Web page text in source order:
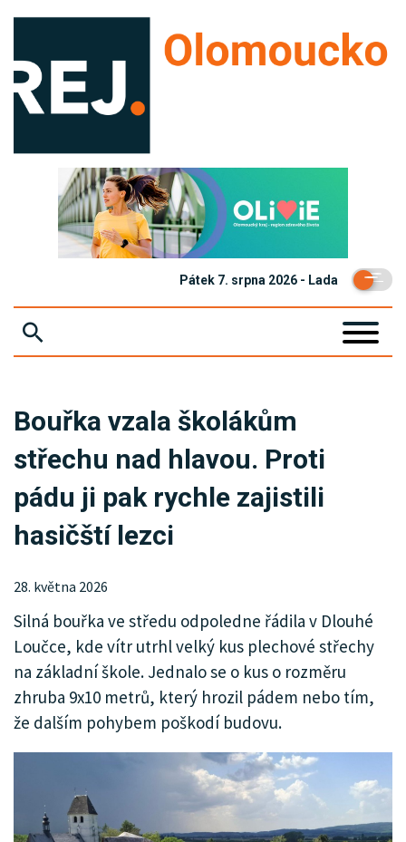
Pátek 7. srpna 2026 - Lada
KRIMI
SPORT
KULTURA
SPOLEČNOST
HISTORIE
MHD
INZERCE
ARCHIV
Bouřka vzala školákům
střechu nad hlavou. Proti
pádu ji pak rychle zajistili
hasičští lezci
28. května 2026
Silná bouřka ve středu odpoledne řádila v Dlouhé
Loučce, kde vítr utrhl velký kus plechové střechy
na základní škole. Jednalo se o kus o rozměru
zhruba 9x10 metrů, který hrozil pádem nebo tím,
že dalším pohybem poškodí budovu.